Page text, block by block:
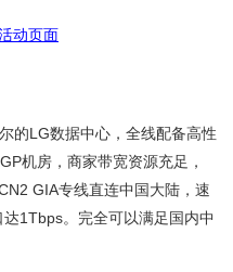
动页面
的LG数据中心，全线配备高性
机房，商家带宽资源充足，
GIA专线直连中国大陆，速
1Tbps。完全可以满足国内中